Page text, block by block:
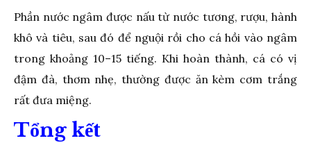
Phần nước ngâm được nấu từ nước tương, rượu, hành
khô và tiêu, sau đó để nguội rồi cho cá hồi vào ngâm
trong khoảng 10–15 tiếng. Khi hoàn thành, cá có vị
đậm đà, thơm nhẹ, thường được ăn kèm cơm trắng
rất đưa miệng.
Tổng kết